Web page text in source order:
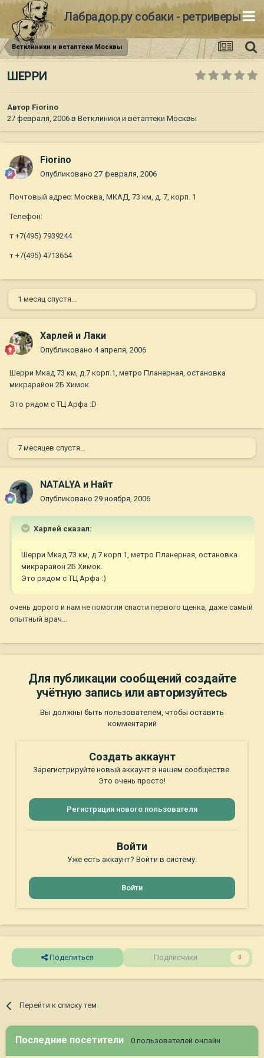
Лабрадор.ру собаки - ретриверы
Ветклиники и ветаптеки Москвы
ШЕРРИ
Автор Fiorino
27 февраля, 2006 в Ветклиники и ветаптеки Москвы
Fiorino
Опубликовано 27 февраля, 2006
Почтовый адрес: Москва, МКАД, 73 км, д. 7, корп. 1
Телефон:
т +7(495) 7939244
т +7(495) 4713654
1 месяц спустя...
Харлей и Лаки
Опубликовано 4 апреля, 2006
Шерри Мкад 73 км, д.7 корп.1, метро Планерная, остановка
микрарайон 2Б Химок.
Это рядом с ТЦ Арфа :D
7 месяцев спустя...
NATALYA и Найт
Опубликовано 29 ноября, 2006
Харлей сказал:
Шерри Мкад 73 км, д.7 корп.1, метро Планерная, остановка
микрарайон 2Б Химок.
Это рядом с ТЦ Арфа :)
очень дорого и нам не помогли спасти первого щенка, даже самый
опытный врач...
Для публикации сообщений создайте
учётную запись или авторизуйтесь
Вы должны быть пользователем, чтобы оставить
комментарий
Создать аккаунт
Зарегистрируйте новый аккаунт в нашем сообществе.
Это очень просто!
Регистрация нового пользователя
Войти
Уже есть аккаунт? Войти в систему.
Войти
Поделиться Подписчики 0
Перейти к списку тем
Последние посетители 0 пользователей онлайн